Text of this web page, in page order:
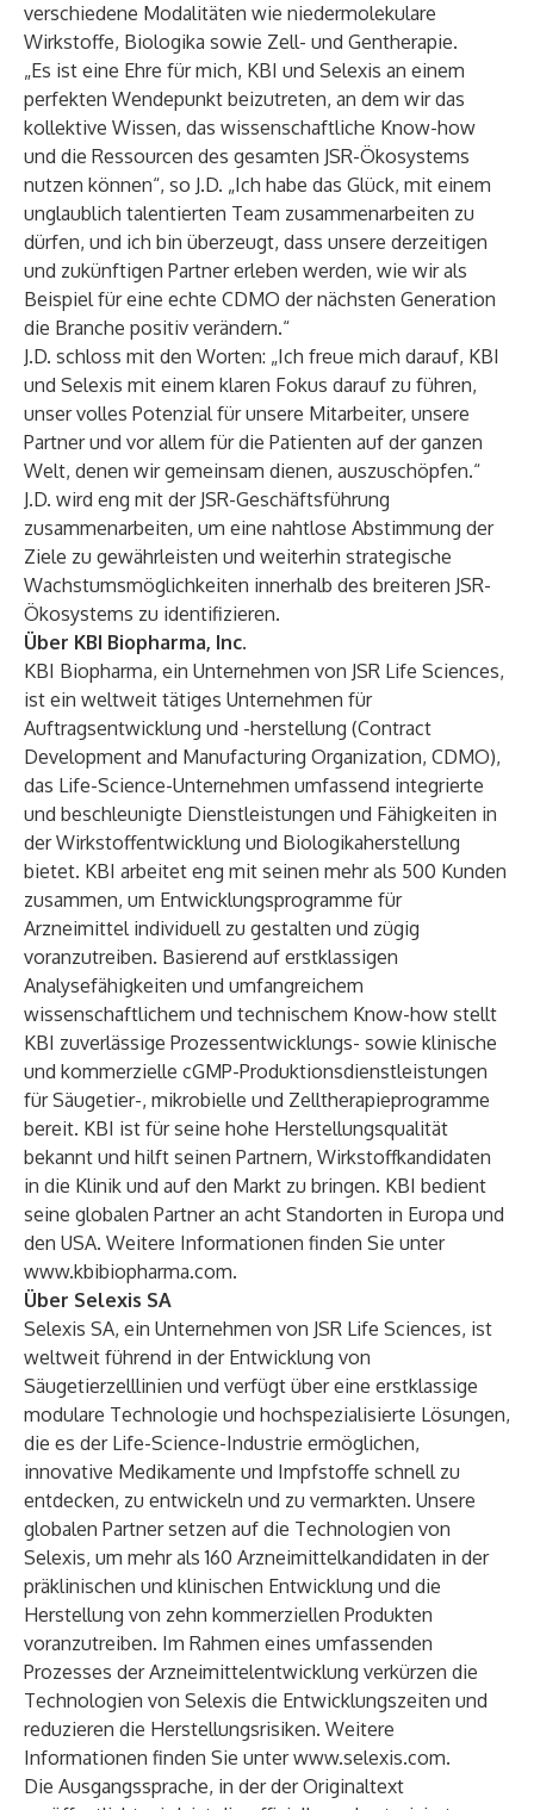
verschiedene Modalitäten wie niedermolekulare
Wirkstoffe, Biologika sowie Zell- und Gentherapie.
„Es ist eine Ehre für mich, KBI und Selexis an einem
perfekten Wendepunkt beizutreten, an dem wir das
kollektive Wissen, das wissenschaftliche Know-how
und die Ressourcen des gesamten JSR-Ökosystems
nutzen können“, so J.D. „Ich habe das Glück, mit einem
unglaublich talentierten Team zusammenarbeiten zu
dürfen, und ich bin überzeugt, dass unsere derzeitigen
und zukünftigen Partner erleben werden, wie wir als
Beispiel für eine echte CDMO der nächsten Generation
die Branche positiv verändern.“
J.D. schloss mit den Worten: „Ich freue mich darauf, KBI
und Selexis mit einem klaren Fokus darauf zu führen,
unser volles Potenzial für unsere Mitarbeiter, unsere
Partner und vor allem für die Patienten auf der ganzen
Welt, denen wir gemeinsam dienen, auszuschöpfen.“
J.D. wird eng mit der JSR-Geschäftsführung
zusammenarbeiten, um eine nahtlose Abstimmung der
Ziele zu gewährleisten und weiterhin strategische
Wachstumsmöglichkeiten innerhalb des breiteren JSR-
Ökosystems zu identifizieren.
Über KBI Biopharma, Inc.
KBI Biopharma, ein Unternehmen von JSR Life Sciences,
ist ein weltweit tätiges Unternehmen für
Auftragsentwicklung und -herstellung (Contract
Development and Manufacturing Organization, CDMO),
das Life-Science-Unternehmen umfassend integrierte
und beschleunigte Dienstleistungen und Fähigkeiten in
der Wirkstoffentwicklung und Biologikaherstellung
bietet. KBI arbeitet eng mit seinen mehr als 500 Kunden
zusammen, um Entwicklungsprogramme für
Arzneimittel individuell zu gestalten und zügig
voranzutreiben. Basierend auf erstklassigen
Analysefähigkeiten und umfangreichem
wissenschaftlichem und technischem Know-how stellt
KBI zuverlässige Prozessentwicklungs- sowie klinische
und kommerzielle cGMP-Produktionsdienstleistungen
für Säugetier-, mikrobielle und Zelltherapieprogramme
bereit. KBI ist für seine hohe Herstellungsqualität
bekannt und hilft seinen Partnern, Wirkstoffkandidaten
in die Klinik und auf den Markt zu bringen. KBI bedient
seine globalen Partner an acht Standorten in Europa und
den USA. Weitere Informationen finden Sie unter
www.kbibiopharma.com.
Über Selexis SA
Selexis SA, ein Unternehmen von JSR Life Sciences, ist
weltweit führend in der Entwicklung von
Säugetierzelllinien und verfügt über eine erstklassige
modulare Technologie und hochspezialisierte Lösungen,
die es der Life-Science-Industrie ermöglichen,
innovative Medikamente und Impfstoffe schnell zu
entdecken, zu entwickeln und zu vermarkten. Unsere
globalen Partner setzen auf die Technologien von
Selexis, um mehr als 160 Arzneimittelkandidaten in der
präklinischen und klinischen Entwicklung und die
Herstellung von zehn kommerziellen Produkten
voranzutreiben. Im Rahmen eines umfassenden
Prozesses der Arzneimittelentwicklung verkürzen die
Technologien von Selexis die Entwicklungszeiten und
reduzieren die Herstellungsrisiken. Weitere
Informationen finden Sie unterwww.selexis.com.
Die Ausgangssprache, in der der Originaltext